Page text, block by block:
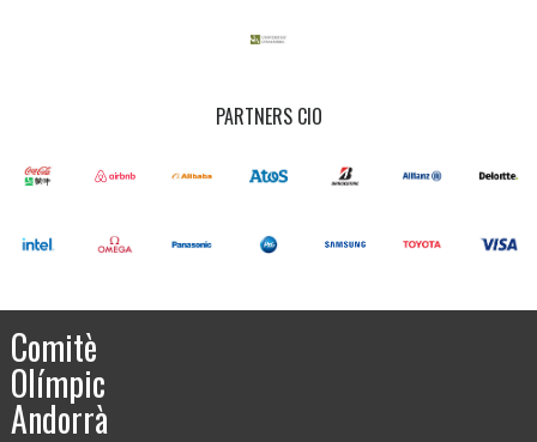
PARTNERS CIO
Comitè
Olímpic
Andorrà